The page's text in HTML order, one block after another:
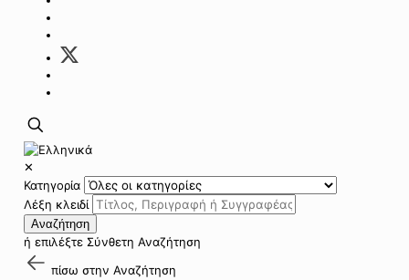
✕
Κατηγορία
Λέξη κλειδί
Αναζήτηση
ή επιλέξτε Σύνθετη Αναζήτηση
πίσω στην Αναζήτηση